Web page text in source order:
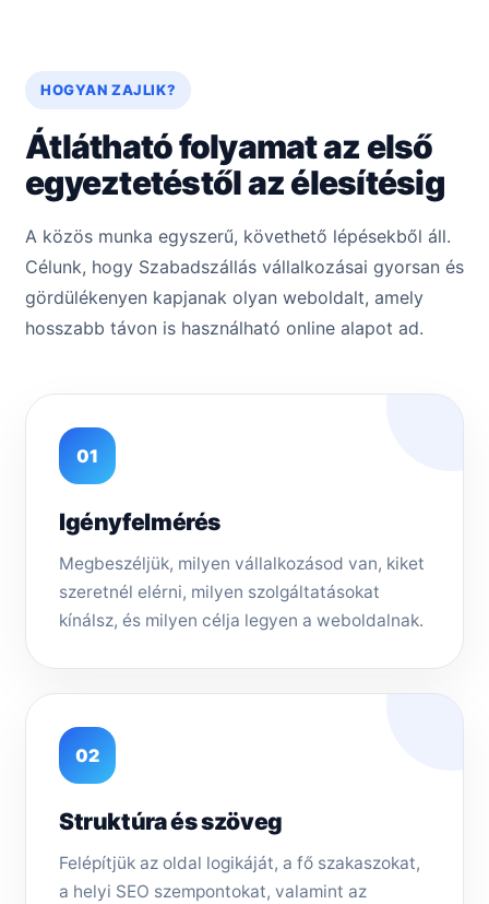
HOGYAN ZAJLIK?
Átlátható folyamat az első
egyeztetéstől az élesítésig
A közös munka egyszerű, követhető lépésekből áll.
Célunk, hogy Szabadszállás vállalkozásai gyorsan és
gördülékenyen kapjanak olyan weboldalt, amely
hosszabb távon is használható online alapot ad.
01
Igényfelmérés
Megbeszéljük, milyen vállalkozásod van, kiket
szeretnél elérni, milyen szolgáltatásokat
kínálsz, és milyen célja legyen a weboldalnak.
02
Struktúra és szöveg
Felépítjük az oldal logikáját, a fő szakaszokat,
a helyi SEO szempontokat, valamint az